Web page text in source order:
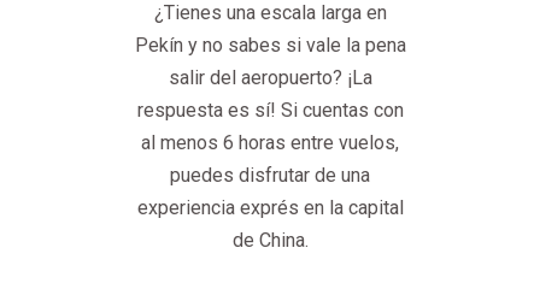
¿Tienes una escala larga en
Pekín y no sabes si vale la pena
salir del aeropuerto? ¡La
respuesta es sí! Si cuentas con
al menos 6 horas entre vuelos,
puedes disfrutar de una
experiencia exprés en la capital
de China.